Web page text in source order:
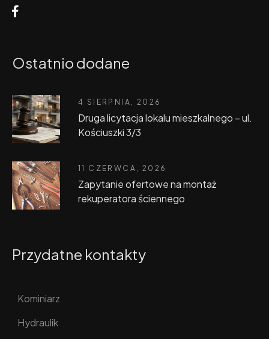
Ostatnio dodane
4 SIERPNIA, 2026
Druga licytacja lokalu mieszkalnego – ul.
Kościuszki 3/3
11 CZERWCA, 2026
Zapytanie ofertowe na montaż
rekuperatora ściennego
Przydatne kontakty
Kominiarz
Hydraulik